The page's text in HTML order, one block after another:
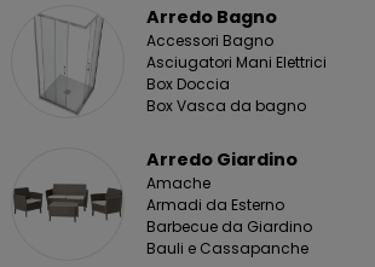
Arredo Bagno
Accessori Bagno
Asciugatori Mani Elettrici
Box Doccia
Box Vasca da bagno
Arredo Giardino
Amache
Armadi da Esterno
Barbecue da Giardino
Bauli e Cassapanche